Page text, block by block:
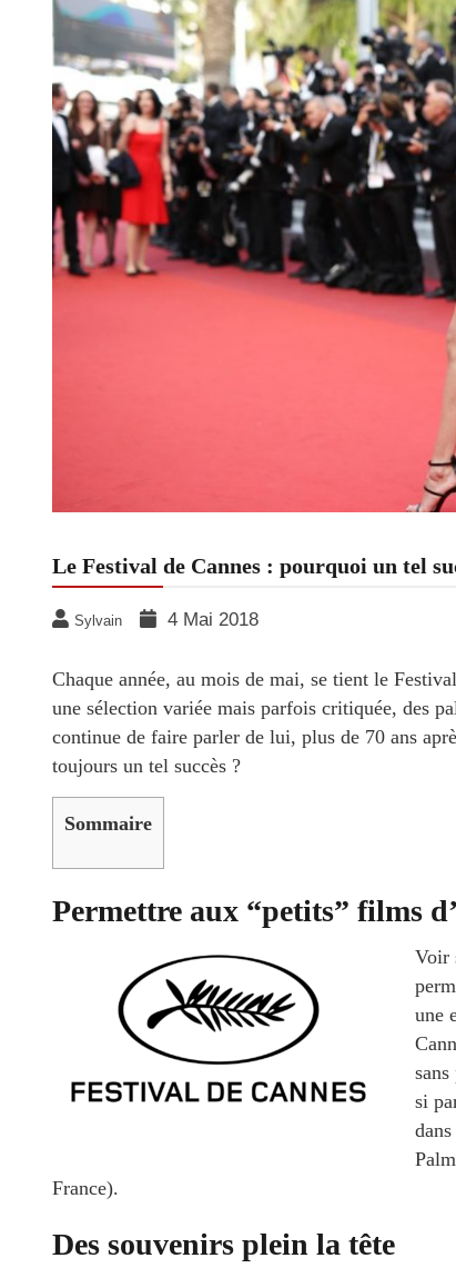
Le Festival de Cannes : pourquoi un tel
Sylvain 4 Mai 2018
Chaque année, au mois de mai, se tient le
une sélection variée mais parfois critiquée, des
continue de faire parler de lui, plus de 70 ans
toujours un tel succès ?
Sommaire
Permettre aux “petits” films
Voir
une
si
France).
Des souvenirs plein la tête